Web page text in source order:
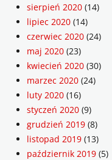
sierpień 2020 (14)
lipiec 2020 (14)
czerwiec 2020 (24)
maj 2020 (23)
kwiecień 2020 (30)
marzec 2020 (24)
luty 2020 (16)
styczeń 2020 (9)
grudzień 2019 (8)
listopad 2019 (13)
październik 2019 (5)